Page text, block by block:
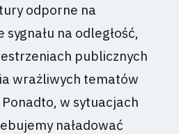
odporne na
na odległość,
publicznych
wrażliwych tematów
w sytuacjach
naładować